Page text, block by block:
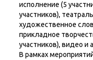
исполнение (5
участников),
художественное
прикладное
участников), видео и
В рамках